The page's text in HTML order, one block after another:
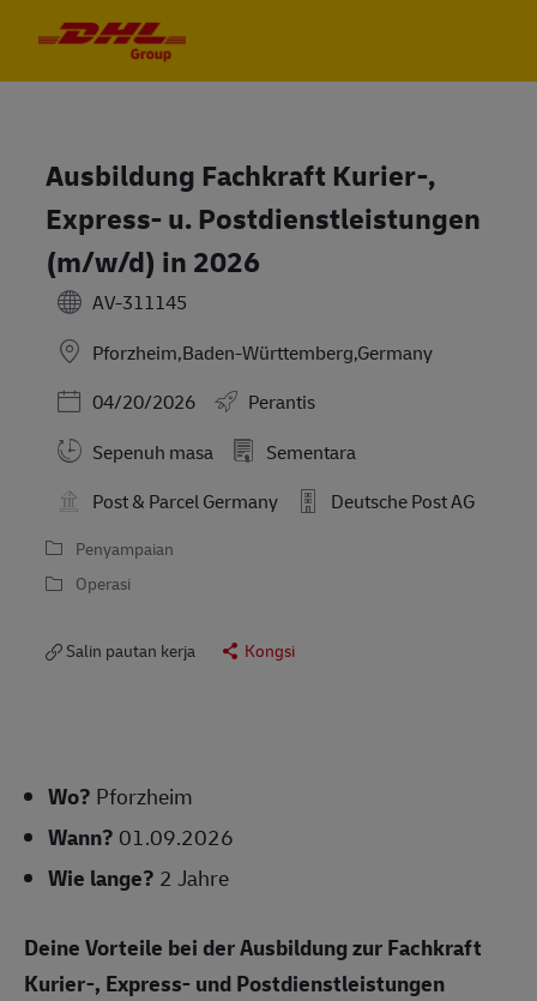
Ausbildung Fachkraft Kurier-,
Express- u. Postdienstleistungen
(m/w/d) in 2026
AV-311145
Pforzheim,Baden-Württemberg,Germany
Posted Date
04/20/2026
Perantis
Sepenuh masa
Sementara
Post & Parcel Germany
Deutsche Post AG
Penyampaian
Operasi
Salin pautan kerja Kongsi
Wo? Pforzheim
Wann? 01.09.2026
Wie lange? 2 Jahre
Deine Vorteile bei der Ausbildung zur Fachkraft
Kurier-, Express- und Postdienstleistungen